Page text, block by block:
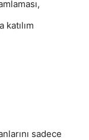
katılım
sadece